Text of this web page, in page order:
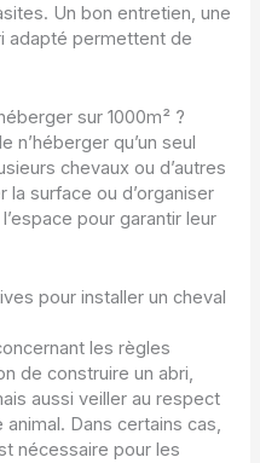
Un bon entretien, une
adapté permettent de
sur 1000m² ?
qu’un seul
chevaux ou d’autres
la surface ou d’organiser
pour garantir leur
pour installer un cheval
les règles
de construire un abri,
aussi veiller au respect
Dans certains cas,
nécessaire pour les